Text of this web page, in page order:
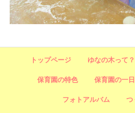
トップページ ゆなの木って？
保育園の特色 保育園の一日
フォトアルバム つ